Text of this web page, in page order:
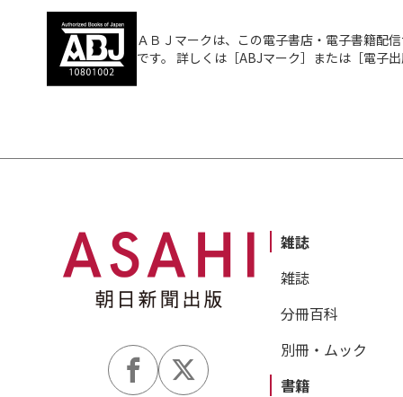
ＡＢＪマークは、この電子書店・電子書籍配
です。 詳しくは［ABJマーク］または［電子
雑誌
雑誌
分冊百科
別冊・ムック
書籍